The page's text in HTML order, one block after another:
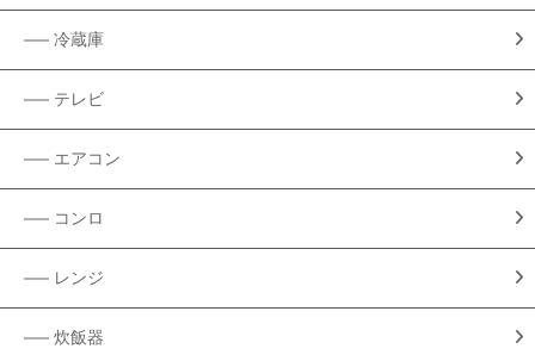
冷蔵庫
テレビ
エアコン
コンロ
レンジ
炊飯器